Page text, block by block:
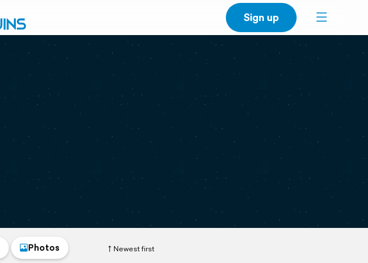
Sign up
Newest first
Photos